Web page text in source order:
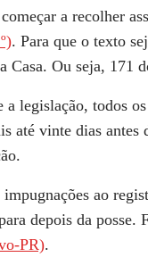
a recolher
. Para que o texto
Casa. Ou seja, 171
legislação, todos
até vinte dias antes
ao
depois da posse.
PR).